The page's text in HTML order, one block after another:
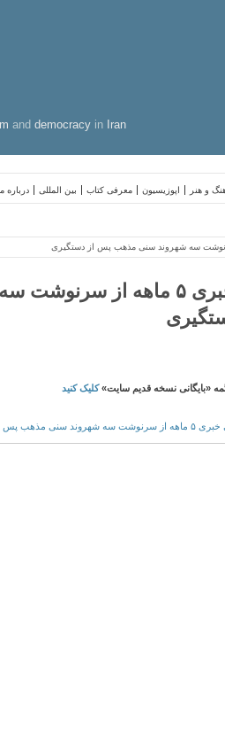
and democracy in Iran
درباره بین المللی معرفی کتاب اپوزیسیون و هنر
بایگانی کلیدواژه بی خبری ۵ ماهه از
«بایگانی نسخه قدیم سایت»کلیک کنید